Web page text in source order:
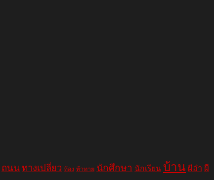
ถนนทางเปลี่ยว ท้อง ท้าทาย นักศึกษา นักเรียน บ้าน ผีอำ ผี